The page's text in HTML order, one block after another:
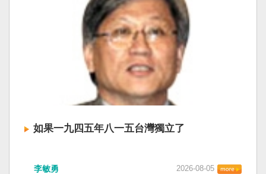
如果一九四五年八一五台灣獨立了
李敏勇 2026-08-05